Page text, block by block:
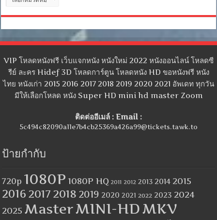
หมู่
VIP โหลดหนังฟรี เว็บแจกหนัง หนังใหม่ 2022 หนังออนไลน์ โหลดซี
รีย์ ละคร Hidef 3D โหลดการ์ตูน โหลดหนัง HD ขอหนังฟรี หนัง
ไทย หนังเก่า 2015 2016 2017 2018 2019 2020 2021 อัพเดท ทุกวัน
มีให้เลือกโหลด หนัง Super HD mini hd master Zoom
ติดต่ออีเมล์ : Email :
5c494c82090a11e7b4cb25369a426a99@tickets.tawk.to
ป้ายกำกับ
720p 1080P 1080P HQ 2011 2012 2013 2014 2015
2016 2017 2018 2019 2020 2021 2022 2023 2024
2025 MasterMINI-HDMKV